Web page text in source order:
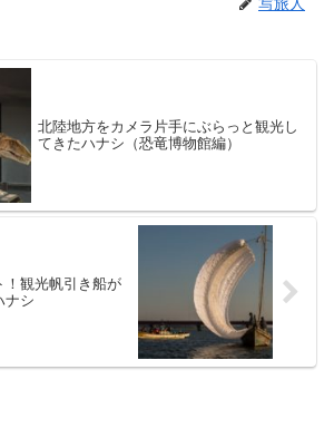
北陸地方をカメラ片手にぶらっと観光し
てきたハナシ（恐竜博物館編）
！観光帆引き船が
ナシ